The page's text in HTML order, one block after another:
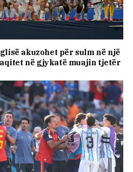
akuzohet për sulm në një
në gjykatë muajin tjetër